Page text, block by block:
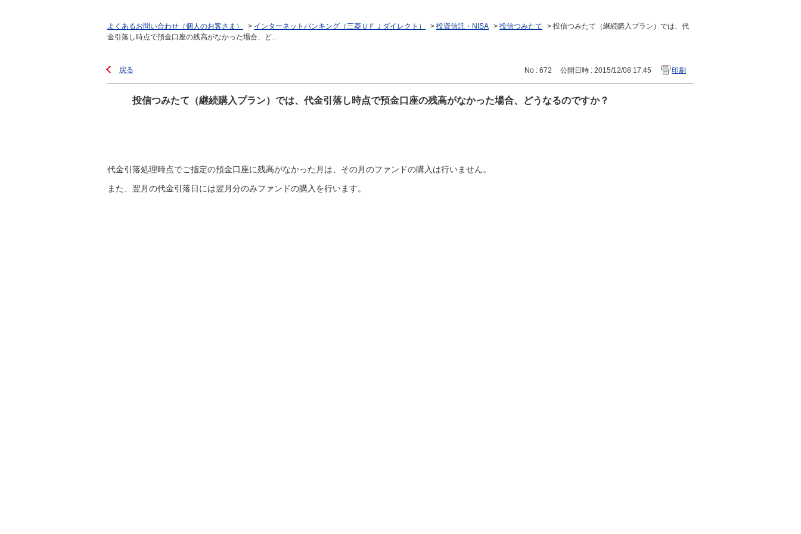
よくあるお問い合わせ（個人のお客さま） > インターネットバンキング（三菱ＵＦＪダイレクト） > 投資信託・NISA > 投信つみたて > 投信つみたて（継続購入プラン）では、代
金引落し時点で預金口座の残高がなかった場合、ど...
戻る No : 672 公開日時 : 2015/12/08 17:45 印刷
投信つみたて（継続購入プラン）では、代金引落し時点で預金口座の残高がなかった場合、どうなるのですか？
代金引落処理時点でご指定の預金口座に残高がなかった月は、その月のファンドの購入は行いません。
また、翌月の代金引落日には翌月分のみファンドの購入を行います。